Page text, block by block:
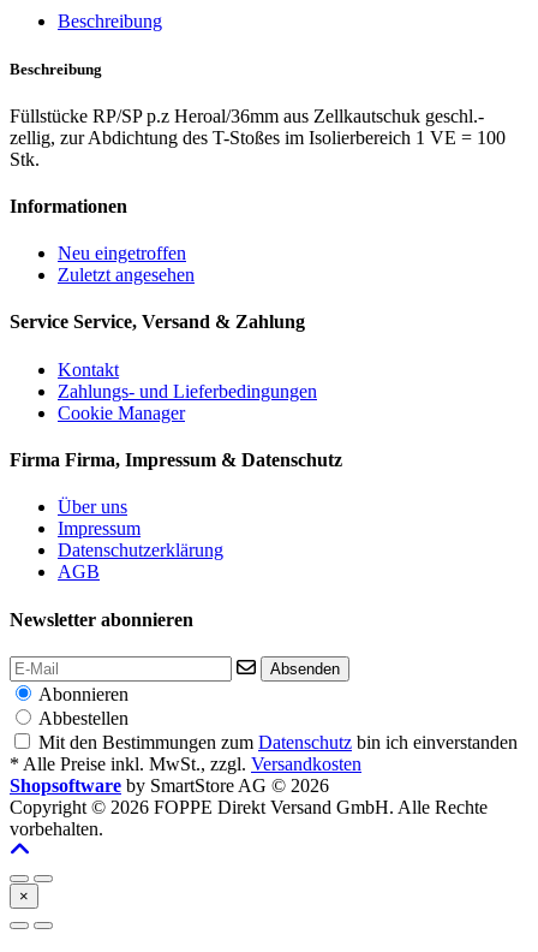
Beschreibung
Beschreibung
Füllstücke RP/SP p.z Heroal/36mm aus Zellkautschuk geschl.-
zellig, zur Abdichtung des T-Stoßes im Isolierbereich 1 VE = 100
Stk.
Informationen
Neu eingetroffen
Zuletzt angesehen
Service Service, Versand & Zahlung
Kontakt
Zahlungs- und Lieferbedingungen
Cookie Manager
Firma Firma, Impressum & Datenschutz
Über uns
Impressum
Datenschutzerklärung
AGB
Newsletter abonnieren
Absenden
Abonnieren
Abbestellen
Mit den Bestimmungen zum Datenschutz bin ich einverstanden
* Alle Preise inkl. MwSt., zzgl. Versandkosten
Shopsoftware by SmartStore AG © 2026
Copyright © 2026 FOPPE Direkt Versand GmbH. Alle Rechte
vorbehalten.
×